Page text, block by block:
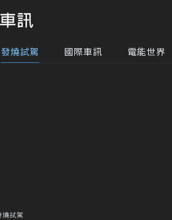
發燒試駕 國際車訊 電能世界
燒試駕